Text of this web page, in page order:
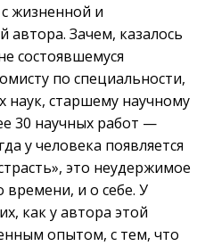
жизненной и
автора. Зачем, казалось
состоявшемуся
по специальности,
наук, старшему научному
30 научных работ —
у человека появляется
это неудержимое
и о себе. У
как у автора этой
опытом, с тем, что